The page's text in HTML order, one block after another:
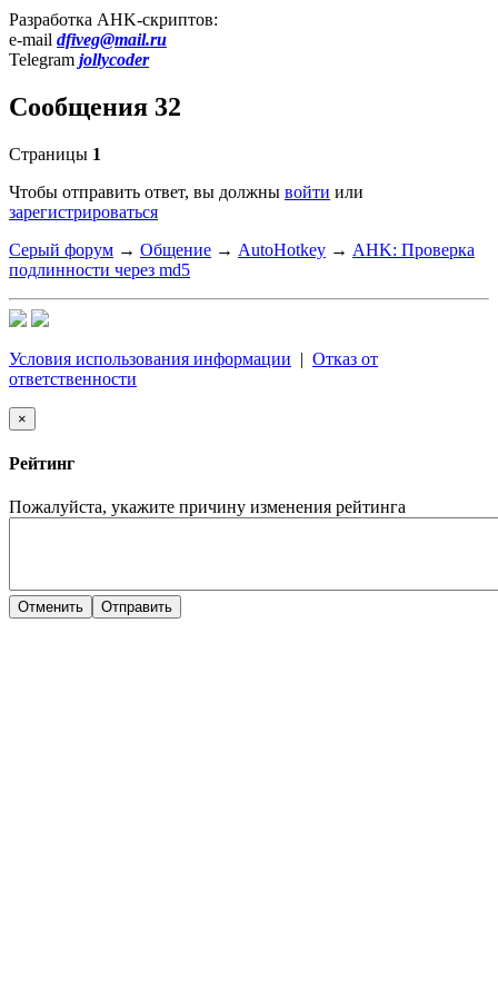
Разработка AHK-скриптов:
e-mail dfiveg@mail.ru
Telegram jollycoder
Сообщения 32
Страницы 1
Чтобы отправить ответ, вы должны войти или
зарегистрироваться
Серый форум → Общение → AutoHotkey → AHK: Проверка
подлинности через md5
Условия использования информации | Отказ от
ответственности
×
Рейтинг
Пожалуйста, укажите причину изменения рейтинга
Отменить Отправить